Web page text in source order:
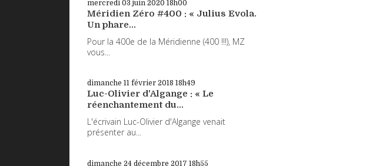
mercredi 03 juin 2020 18h00
Méridien Zéro #400 : « Julius Evola.
Un phare...
Pour la 400e de la Méridienne (400 !!!), MZ
vous...
dimanche 11 février 2018 18h49
Luc-Olivier d'Algange : « Le
réenchantement du...
L'écrivain Luc-Olivier d'Algange venait
présenter au...
dimanche 24 décembre 2017 18h55